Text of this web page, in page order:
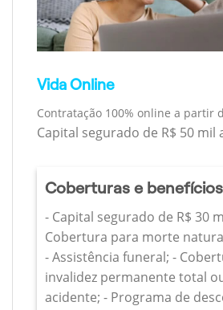
Vida Online
Contratação 100% online a partir
Capital segurado de R$ 50 mil
Coberturas e benefícios
- Capital segurado de R$ 30
Cobertura para morte
- Assistência funeral; -
invalidez permanente total
acidente; - Programa de